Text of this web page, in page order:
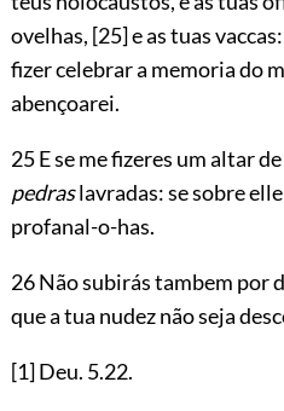
ovelhas, [25]e as tuas
fizer celebrar a memoria do
abençoarei.
25 E se me fizeres um altar
pedraslavradas: se sobre
profanal-o-has.
26 Não subirás tambem por
que a tua nudez não seja
[1]Deu. 5.22.